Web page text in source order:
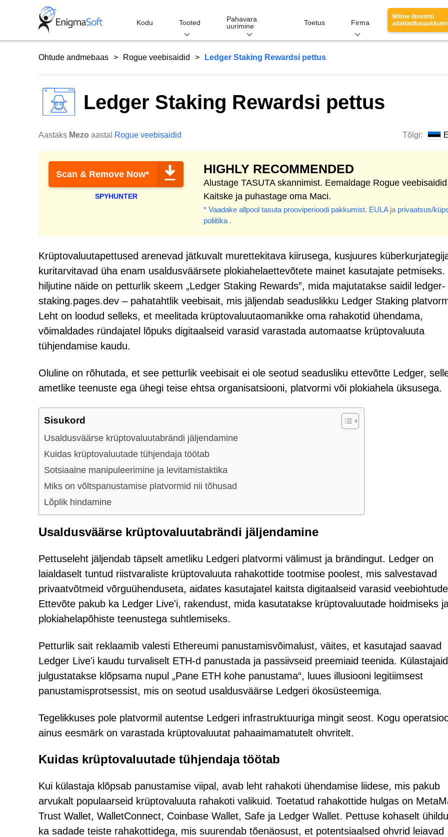
Kodu Tooted
Pahavara
uurimine
Toetus Firma
Mitme litsentsi
Ohtude andmebaas Rogue veebisaidid Ledger Staking Rewardsi pettus
Ledger Staking Rewardsi pettus
Aastaks Mezo aastal Rogue veebisaidid Tõlgi:
Scan & Remove Now*
SPYHUNTER
HIGHLY RECOMMENDED
Alustage TASUTA skannimist. Eemaldage Rogue
Kaitske ja puhastage oma Maci.
* Vaadake allpool tasuta prooviperioodi pakkumist. EULAja privaatsus/
poliitika .
Krüptovaluutapettused arenevad jätkuvalt murettekitava kiirusega, kusjuures
kuritarvitavad üha enam usaldusväärsete plokiahelaettevõtete mainet kasutajate petmiseks.
hiljutine näide on petturlik skeem „Ledger Staking Rewards”, mida majutatakse saidil ledger-
staking.pages.dev – pahatahtlik veebisait, mis jäljendab seaduslikku Ledger Staking
Leht on loodud selleks, et meelitada krüptovaluutaomanikke oma rahakotid ühendama,
võimaldades ründajatel lõpuks digitaalseid varasid varastada automaatse krüptovaluuta
tühjendamise kaudu.
Oluline on rõhutada, et see petturlik veebisait ei ole seotud seadusliku ettevõtte Ledger,
ametlike teenuste ega ühegi teise ehtsa organisatsiooni, platvormi või plokiahela üksusega.
Sisukord
Usaldusväärse krüptovaluutabrändi jäljendamine
Kuidas krüptovaluutade tühjendaja töötab
Sotsiaalne manipuleerimine ja levitamistaktika
Miks on võltspanustamise platvormid nii tõhusad
Lõplik hindamine
Usaldusväärse krüptovaluutabrändi jäljendamine
Pettuseleht jäljendab täpselt ametliku Ledgeri platvormi välimust ja brändingut. Ledger on
laialdaselt tuntud riistvaraliste krüptovaluuta rahakottide tootmise poolest, mis salvestavad
privaatvõtmeid võrguühenduseta, aidates kasutajatel kaitsta digitaalseid varasid
Ettevõte pakub ka Ledger Live'i, rakendust, mida kasutatakse krüptovaluutade hoidmiseks
plokiahelapõhiste teenustega suhtlemiseks.
Petturlik sait reklaamib valesti Ethereumi panustamisvõimalust, väites, et kasutajad saavad
Ledger Live'i kaudu turvaliselt ETH-d panustada ja passiivseid preemiaid teenida. Külastajaid
julgustatakse klõpsama nupul „Pane ETH kohe panustama“, luues illusiooni legitiimsest
panustamisprotsessist, mis on seotud usaldusväärse Ledgeri ökosüsteemiga.
Tegelikkuses pole platvormil autentse Ledgeri infrastruktuuriga mingit seost. Kogu
ainus eesmärk on varastada krüptovaluutat pahaaimamatutelt ohvritelt.
Kuidas krüptovaluutade tühjendaja töötab
Kui külastaja klõpsab panustamise viipal, avab leht rahakoti ühendamise liidese, mis pakub
arvukalt populaarseid krüptovaluuta rahakoti valikuid. Toetatud rahakottide hulgas on
Trust Wallet, WalletConnect, Coinbase Wallet, Safe ja Ledger Wallet. Pettuse kohaselt
ka sadade teiste rahakottidega, mis suurendab tõenäosust, et potentsiaalsed ohvrid leiavad